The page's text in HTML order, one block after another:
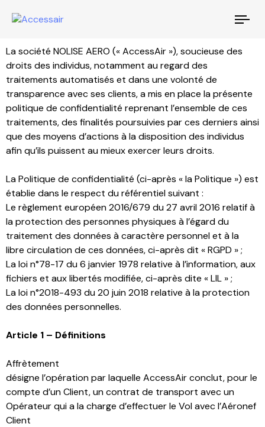
La société NOLISE AERO (« AccessAir »), soucieuse des
droits des individus, notamment au regard des
traitements automatisés et dans une volonté de
transparence avec ses clients, a mis en place la présente
politique de confidentialité reprenant l’ensemble de ces
traitements, des finalités poursuivies par ces derniers ainsi
que des moyens d’actions à la disposition des individus
afin qu’ils puissent au mieux exercer leurs droits.
La Politique de confidentialité (ci-après « la Politique ») est
établie dans le respect du référentiel suivant :
Le règlement européen 2016/679 du 27 avril 2016 relatif à
la protection des personnes physiques à l’égard du
traitement des données à caractère personnel et à la
libre circulation de ces données, ci-après dit « RGPD » ;
La loi n°78-17 du 6 janvier 1978 relative à l’information, aux
fichiers et aux libertés modifiée, ci-après dite « LIL » ;
La loi n°2018-493 du 20 juin 2018 relative à la protection
des données personnelles.
Article 1 – Définitions
Affrètement
désigne l’opération par laquelle AccessAir conclut, pour le
compte d’un Client, un contrat de transport avec un
Opérateur qui a la charge d’effectuer le Vol avec l’Aéronef
Client